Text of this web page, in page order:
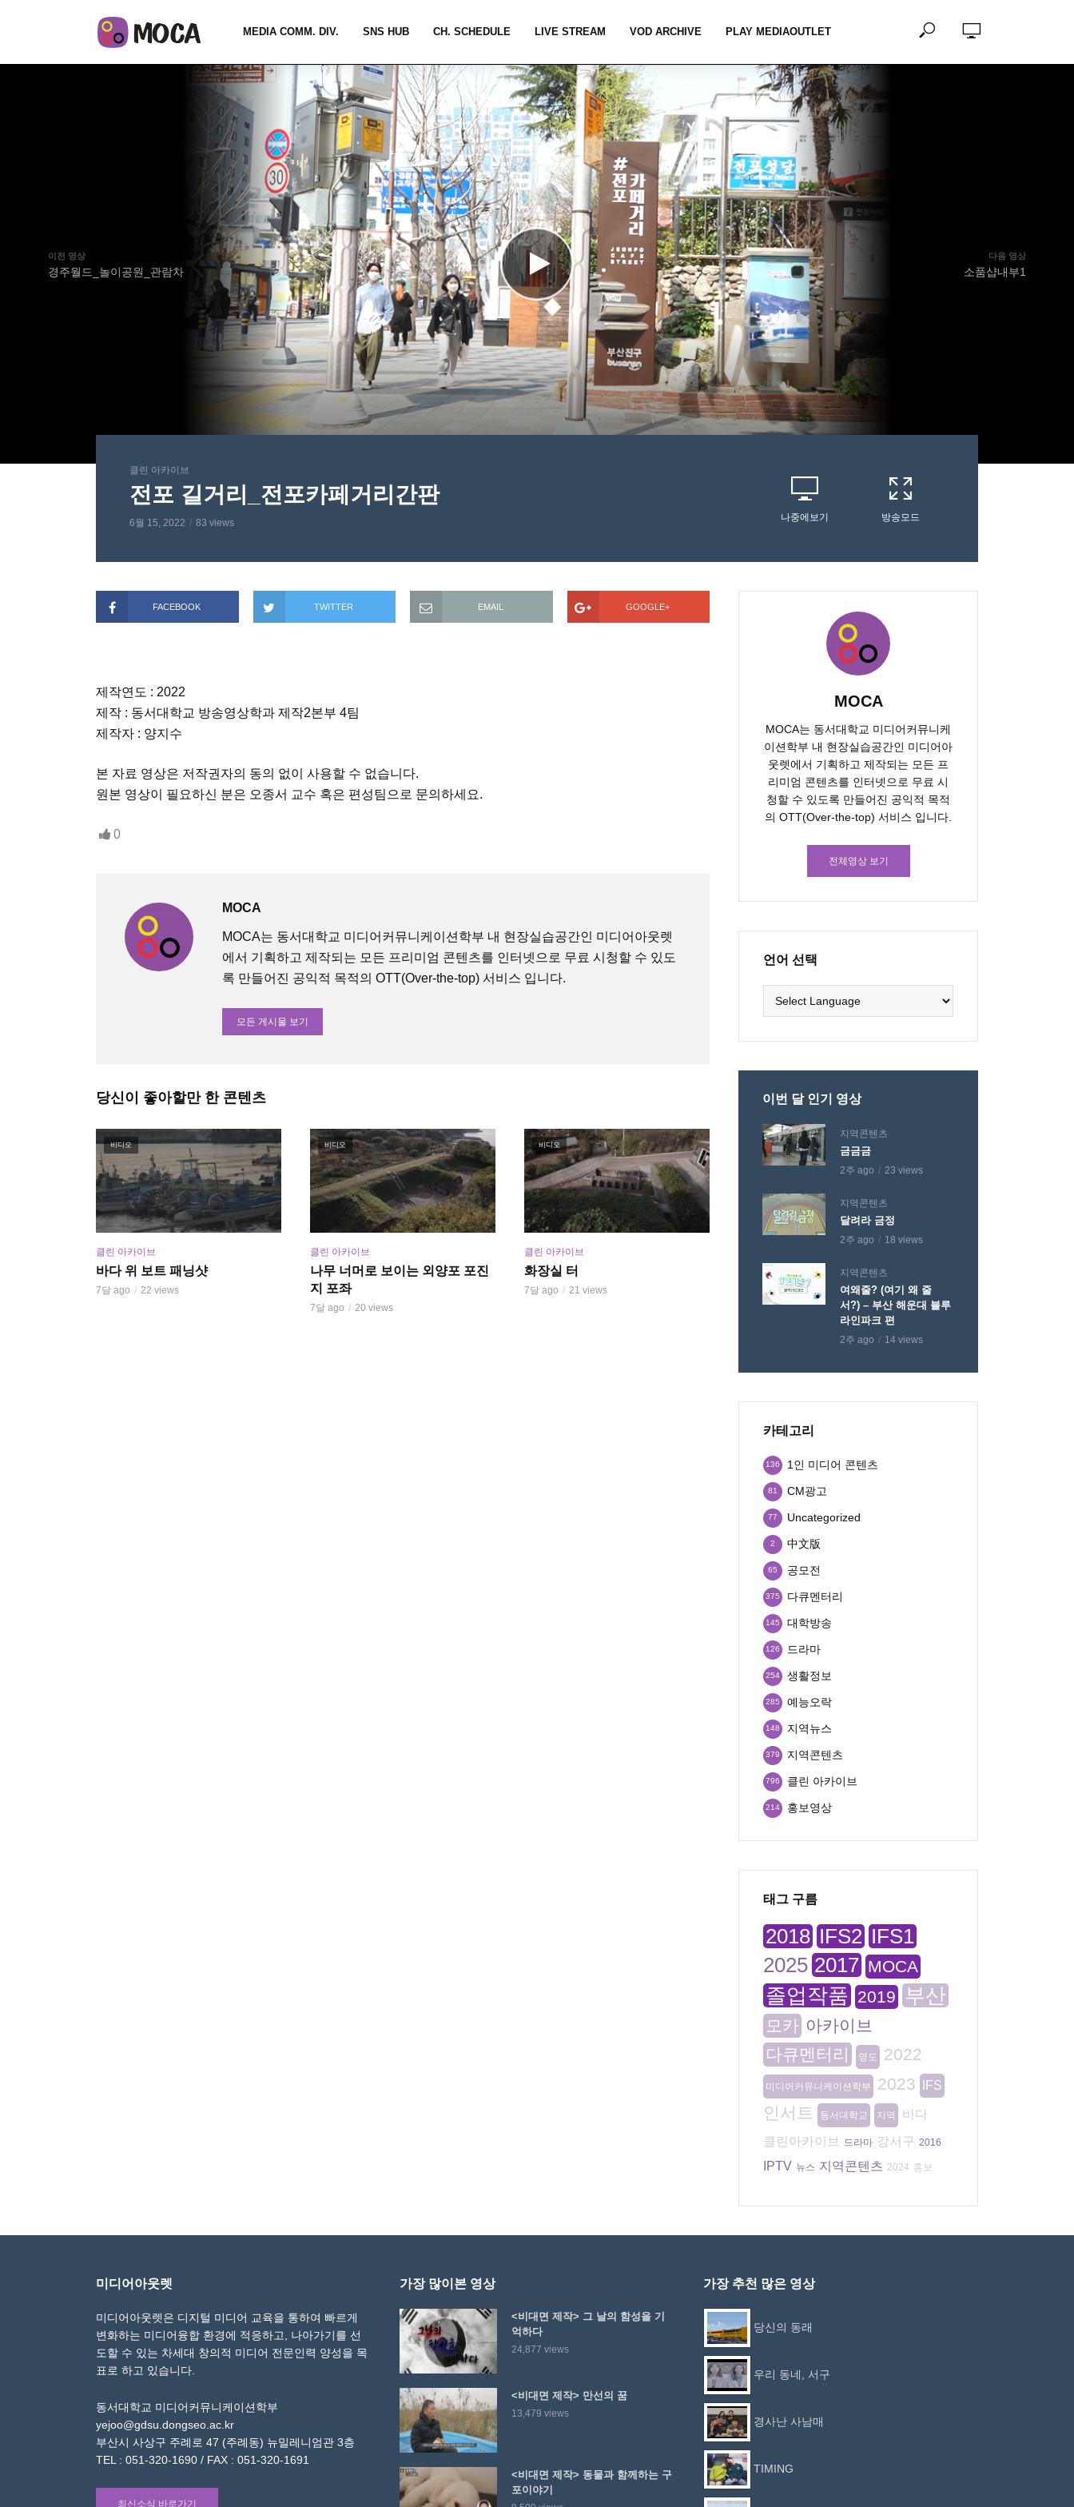
MEDIA COMM. DIV. SNS HUB CH. SCHEDULE LIVE STREAM VOD ARCHIVE PLAY MEDIAOUTLET
이전 영상
경주월드_놀이공원_관람차
다음 영상
소품샵내부1
클린 아카이브
전포 길거리_전포카페거리간판
6월 15, 2022 83 views
나중에보기 방송모드
FACEBOOK TWITTER EMAIL GOOGLE+
제작연도 : 2022
제작 : 동서대학교 방송영상학과 제작2본부 4팀
제작자 : 양지수
본 자료 영상은 저작권자의 동의 없이 사용할 수 없습니다.
원본 영상이 필요하신 분은 오종서 교수 혹은 편성팀으로 문의하세요.
0
MOCA
MOCA는 동서대학교 미디어커뮤니케이션학부 내 현장실습공간인 미디어아웃렛
에서 기획하고 제작되는 모든 프리미엄 콘텐츠를 인터넷으로 무료 시청할 수 있도
록 만들어진 공익적 목적의 OTT(Over-the-top) 서비스 입니다.
모든 게시물 보기
당신이 좋아할만 한 콘텐츠
비디오
클린 아카이브
바다 위 보트 패닝샷
7달 ago 22 views
비디오
클린 아카이브
나무 너머로 보이는 외양포 포진
지 포좌
7달 ago 20 views
비디오
클린 아카이브
화장실 터
7달 ago 21 views
MOCA
MOCA는 동서대학교 미디어커뮤니케
이션학부 내 현장실습공간인 미디어아
웃렛에서 기획하고 제작되는 모든 프
리미엄 콘텐츠를 인터넷으로 무료 시
청할 수 있도록 만들어진 공익적 목적
의 OTT(Over-the-top) 서비스 입니다.
전체영상 보기
언어 선택
이번 달 인기 영상
지역콘텐츠
금금금
2주 ago 23 views
지역콘텐츠
달려라 금정
2주 ago 18 views
지역콘텐츠
여왜줄? (여기 왜 줄
서?) – 부산 해운대 블루
라인파크 편
2주 ago 14 views
카테고리
1인 미디어 콘텐츠
136
CM광고
81
Uncategorized
77
中文版
2
공모전
65
다큐멘터리
375
대학방송
145
드라마
126
생활정보
254
예능오락
285
지역뉴스
148
지역콘텐츠
379
클린 아카이브
796
홍보영상
214
태그 구름
2018 IFS2 IFS1
2025 2017 MOCA
졸업작품 2019 부산
모카 아카이브
다큐멘터리
영도 2022
미디어커뮤니케이션학부 2023 IFS
인서트 동서대학교 지역
바다
클린아카이브
드라마 강서구 2016
IPTV 뉴스 지역콘텐츠 2024 홍보
미디어아웃렛
미디어아웃렛은 디지털 미디어 교육을 통하여 빠르게
변화하는 미디어융합 환경에 적응하고, 나아가기를 선
도할 수 있는 차세대 창의적 미디어 전문인력 양성을 목
표로 하고 있습니다.
동서대학교 미디어커뮤니케이션학부
yejoo@gdsu.dongseo.ac.kr
부산시 사상구 주례로 47 (주례동) 뉴밀레니엄관 3층
TEL : 051-320-1690 / FAX : 051-320-1691
최신소식 바로가기
가장 많이본 영상
<비대면 제작> 그 날의 함성을 기
억하다
24,877 views
<비대면 제작> 만선의 꿈
13,479 views
<비대면 제작> 동물과 함께하는 구
포이야기
가장 추천 많은 영상
당신의 동래
우리 동네, 서구
경사난 사남매
TIMING